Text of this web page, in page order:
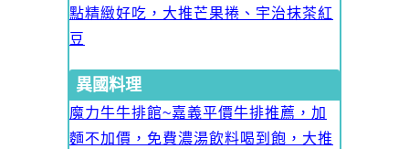
點精緻好吃，大推芒果捲、宇治抹茶紅
豆
異國料理
魔力牛牛排館~嘉義平價牛排推薦，加
麵不加價，免費濃湯飲料喝到飽，大推